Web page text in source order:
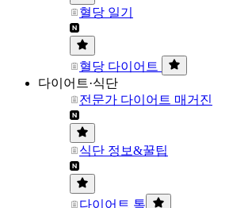
혈당 일기
혈당 다이어트
다이어트·식단
전문가 다이어트 매거진
식단 정보&꿀팁
다이어트 톡